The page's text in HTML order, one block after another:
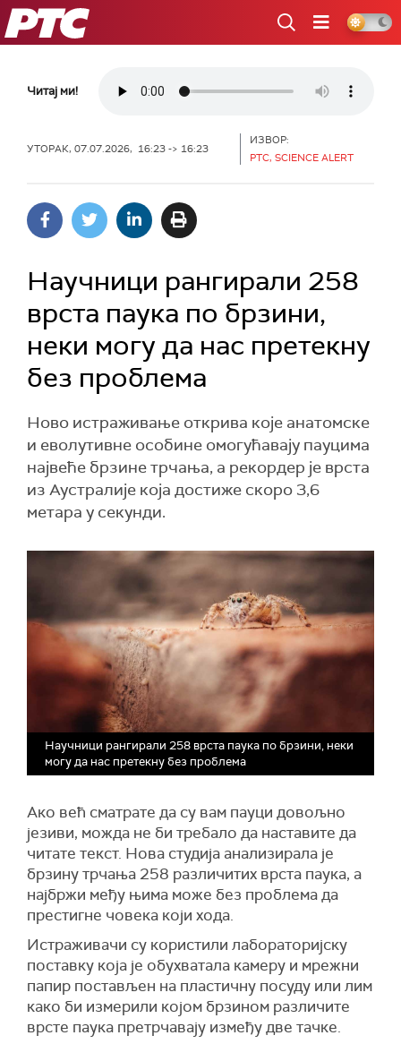
РТС
Читај ми!
УТОРАК, 07.07.2026, 16:23 -> 16:23
ИЗВОР:
РТС, SCIENCE ALERT
Научници рангирали 258
врста паука по брзини,
неки могу да нас претекну
без проблема
Ново истраживање открива које анатомске
и еволутивне особине омогућавају пауцима
највеће брзине трчања, а рекордер је врста
из Аустралије која достиже скоро 3,6
метара у секунди.
Научници рангирали 258 врста паука по брзини, неки
могу да нас претекну без проблема
Ако већ сматрате да су вам пауци довољно
језиви, можда не би требало да наставите да
читате текст. Нова студија анализирала је
брзину трчања 258 различитих врста паука, а
најбржи међу њима може без проблема да
престигне човека који хода.
Истраживачи су користили лабораторијску
поставку која је обухватала камеру и мрежни
папир постављен на пластичну посуду или лим
како би измерили којом брзином различите
врсте паука претрчавају између две тачке.